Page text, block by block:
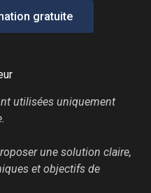
gratuite
utilisées uniquement
une solution claire,
et objectifs de